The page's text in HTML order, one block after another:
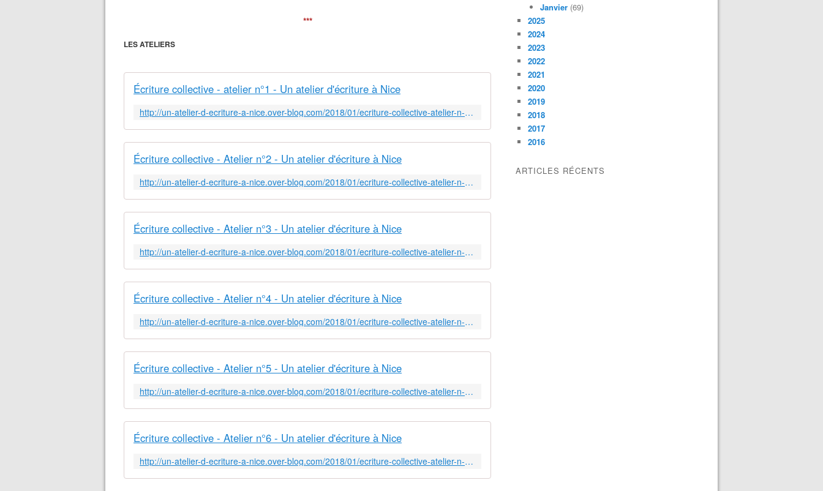
***
LES ATELIERS
Écriture collective - atelier n°1 - Un atelier d'écriture à Nice
http://un-atelier-d-ecriture-a-nice.over-blog.com/2018/01/ecriture-collective-atelier-n-1.html
Écriture collective - Atelier n°2 - Un atelier d'écriture à Nice
http://un-atelier-d-ecriture-a-nice.over-blog.com/2018/01/ecriture-collective-atelier-n-2.html
Écriture collective - Atelier n°3 - Un atelier d'écriture à Nice
http://un-atelier-d-ecriture-a-nice.over-blog.com/2018/01/ecriture-collective-atelier-n-3.html
Écriture collective - Atelier n°4 - Un atelier d'écriture à Nice
http://un-atelier-d-ecriture-a-nice.over-blog.com/2018/01/ecriture-collective-atelier-n-4.html
Écriture collective - Atelier n°5 - Un atelier d'écriture à Nice
http://un-atelier-d-ecriture-a-nice.over-blog.com/2018/01/ecriture-collective-atelier-n-5.html
Écriture collective - Atelier n°6 - Un atelier d'écriture à Nice
http://un-atelier-d-ecriture-a-nice.over-blog.com/2018/01/ecriture-collective-atelier-n-6.html
Janvier (69)
2025
2024
2023
2022
2021
2020
2019
2018
2017
2016
ARTICLES RÉCENTS